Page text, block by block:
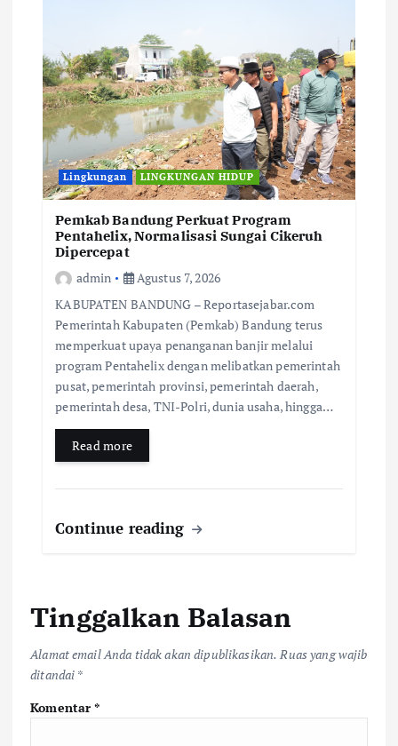
Lingkungan LINGKUNGAN HIDUP
Pemkab Bandung Perkuat Program
Pentahelix, Normalisasi Sungai Cikeruh
Dipercepat
admin
Agustus 7, 2026
KABUPATEN BANDUNG – Reportasejabar.com
Pemerintah Kabupaten (Pemkab) Bandung terus
memperkuat upaya penanganan banjir melalui
program Pentahelix dengan melibatkan pemerintah
pusat, pemerintah provinsi, pemerintah daerah,
pemerintah desa, TNI-Polri, dunia usaha, hingga…
Read more
Continue reading
Tinggalkan Balasan
Alamat email Anda tidak akan dipublikasikan. Ruas yang wajib
ditandai *
Komentar*